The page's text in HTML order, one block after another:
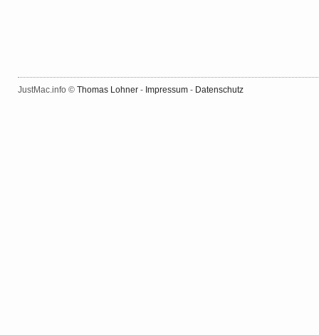
JustMac.info © Thomas Lohner - Impressum - Datenschutz